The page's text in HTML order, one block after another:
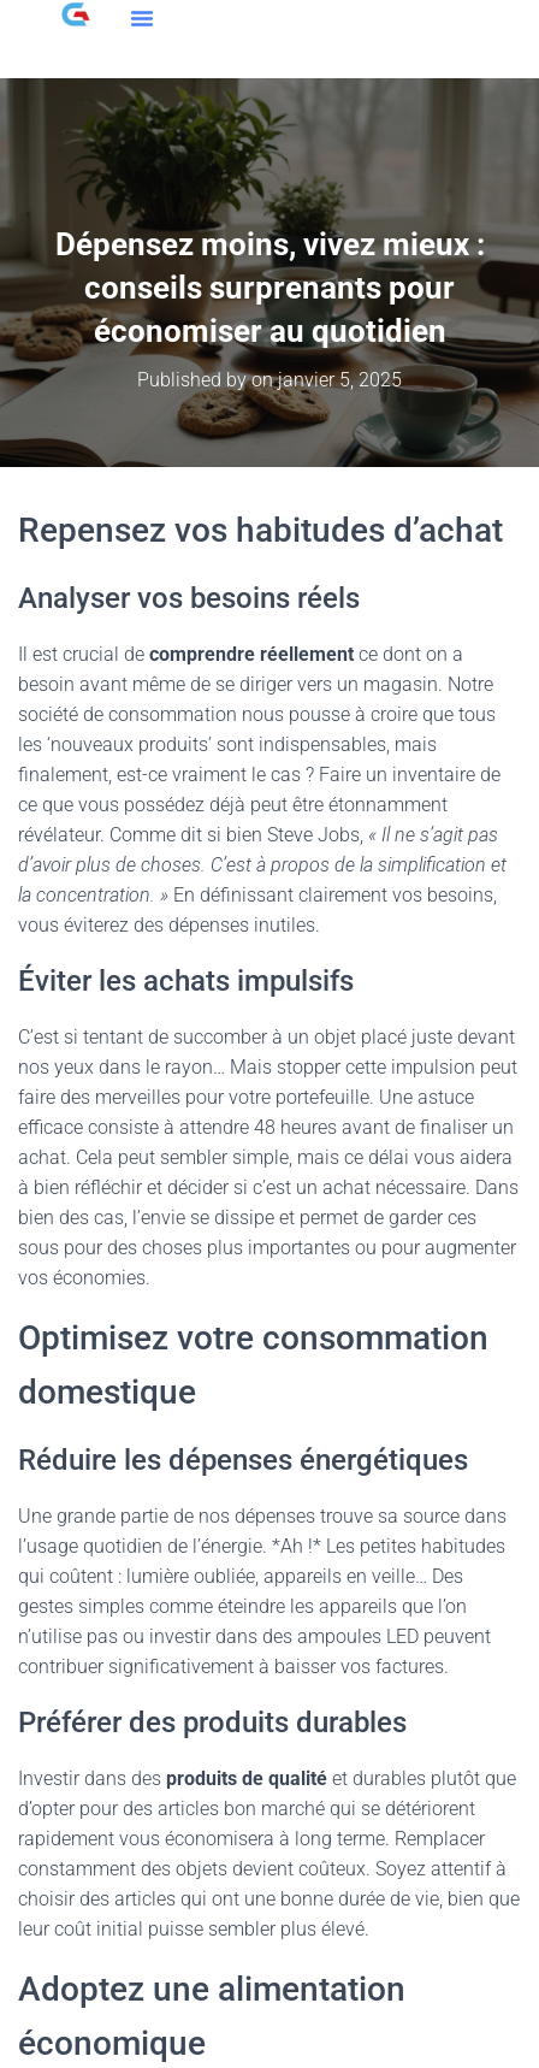
Dépensez moins, vivez mieux :
conseils surprenants pour
économiser au quotidien
Published byonjanvier 5, 2025
Repensez vos habitudes d’achat
Analyser vos besoins réels
Il est crucial de comprendre réellement ce dont on a
besoin avant même de se diriger vers un magasin. Notre
société de consommation nous pousse à croire que tous
les ‘nouveaux produits’ sont indispensables, mais
finalement, est-ce vraiment le cas ? Faire un inventaire de
ce que vous possédez déjà peut être étonnamment
révélateur. Comme dit si bien Steve Jobs, « Il ne s’agit pas
d’avoir plus de choses. C’est à propos de la simplification et
la concentration. » En définissant clairement vos besoins,
vous éviterez des dépenses inutiles.
Éviter les achats impulsifs
C’est si tentant de succomber à un objet placé juste devant
nos yeux dans le rayon… Mais stopper cette impulsion peut
faire des merveilles pour votre portefeuille. Une astuce
efficace consiste à attendre 48 heures avant de finaliser un
achat. Cela peut sembler simple, mais ce délai vous aidera
à bien réfléchir et décider si c’est un achat nécessaire. Dans
bien des cas, l’envie se dissipe et permet de garder ces
sous pour des choses plus importantes ou pour augmenter
vos économies.
Optimisez votre consommation
domestique
Réduire les dépenses énergétiques
Une grande partie de nos dépenses trouve sa source dans
l’usage quotidien de l’énergie. *Ah !* Les petites habitudes
qui coûtent : lumière oubliée, appareils en veille… Des
gestes simples comme éteindre les appareils que l’on
n’utilise pas ou investir dans des ampoules LED peuvent
contribuer significativement à baisser vos factures.
Préférer des produits durables
Investir dans des produits de qualité et durables plutôt que
d’opter pour des articles bon marché qui se détériorent
rapidement vous économisera à long terme. Remplacer
constamment des objets devient coûteux. Soyez attentif à
choisir des articles qui ont une bonne durée de vie, bien que
leur coût initial puisse sembler plus élevé.
Adoptez une alimentation
économique